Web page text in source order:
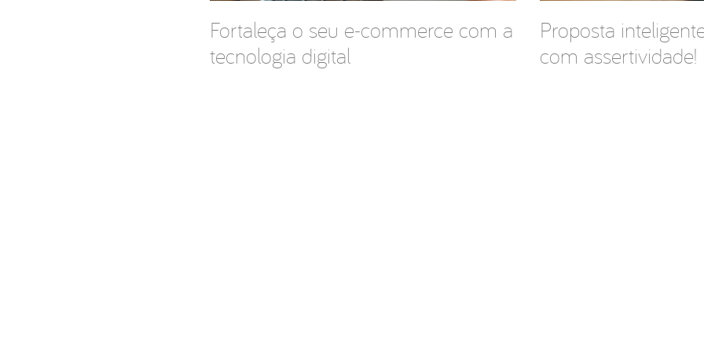
Fortaleça o seu e-commerce com a
tecnologia digital
Proposta
com assertividade!